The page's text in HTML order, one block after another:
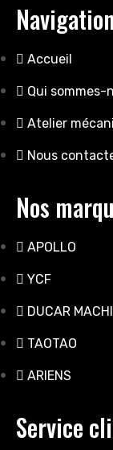
Navigation
Accueil
Qui sommes-
Atelier
Nous
Nos
APOLLO
YCF
DUCAR
TAOTAO
ARIENS
Service